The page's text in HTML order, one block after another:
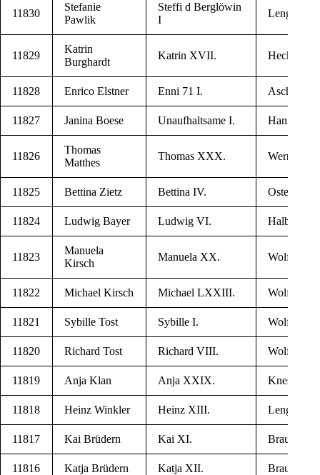
11830
Ste­fa­nie
Pawlik
Stef­fi d Berglöwin
I
Len­ge­de
11829
Katrin
Burghardt
Katrin XVII. Hec­klin­gen
11828 Enri­co Elstner Enni 71 I.
11827 Jani­na Boese Unauf­halt­sa­me I. Han­no­ver
11826
Tho­mas
Matthes
Tho­mas XXX.
11825 Bet­ti­na Zietz Bet­ti­na IV. Oste­ro­de
11824 Lud­wig Bayer Lud­wig VI. Hal­ber­stadt
11823
Manu­e­la
Kirsch
Manu­e­la XX.
11822 Michael Kirsch Michael LXXIII.
11821 Sybil­le Tost Sybil­le I.
11820 Richard Tost Richard VIII.
11819 Anja Klan Anja XXIX. Kne­se­beck
11818 Heinz Winkler Heinz XIII. Len­ge­de
11817 Kai Brüdern Kai XI.
11816 Kat­ja Brüdern Kat­ja XII.